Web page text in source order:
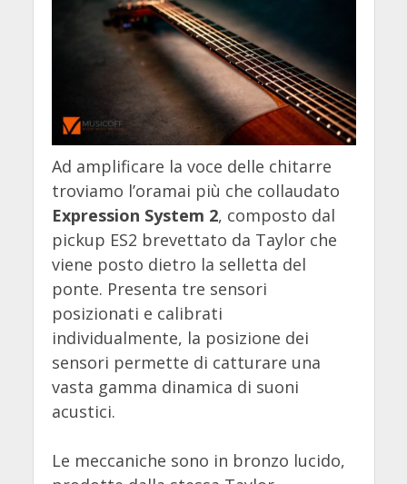
Ad amplificare la voce delle chitarre
troviamo l’oramai più che collaudato
Expression System 2, composto dal
pickup ES2 brevettato da Taylor che
viene posto dietro la selletta del
ponte. Presenta tre sensori
posizionati e calibrati
individualmente, la posizione dei
sensori permette di catturare una
vasta gamma dinamica di suoni
acustici.
Le meccaniche sono in bronzo lucido,